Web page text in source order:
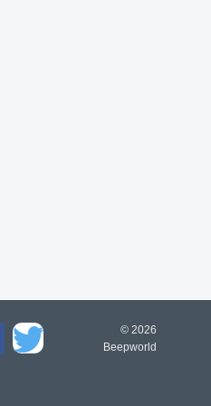
© 2026
Beepworld